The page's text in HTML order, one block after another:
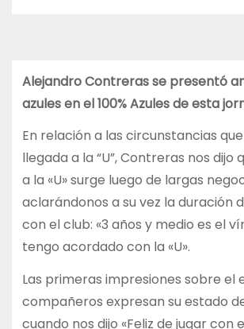
Alejandro Contreras se presentó
azules en el 100% Azules de esta
En relación a las circunstancias
llegada a la “U”, Contreras nos dijo
a la «U» surge luego de largas
aclarándonos a su vez la duración
con el club: «3 años y medio es el
tengo acordado con la «U».
Las primeras impresiones sobre el
compañeros expresan su estado
cuando nos dijo «Feliz de jugar con